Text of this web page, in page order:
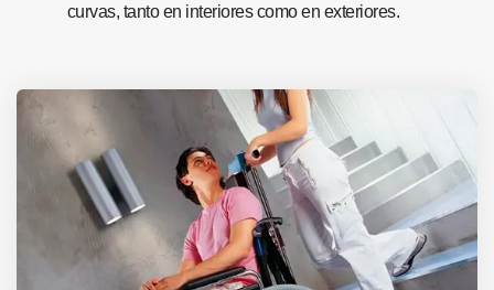
curvas, tanto en interiores como en exteriores.